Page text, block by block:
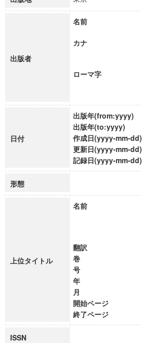
出版者
名前
カナ
ローマ字
日付
出版年(from:yyyy)
出版年(to:yyyy)
作成日(yyyy-mm-dd)
更新日(yyyy-mm-dd)
記録日(yyyy-mm-dd)
形態
上位タイトル
名前
翻訳
巻
号
年
月
開始ページ
終了ページ
ISSN